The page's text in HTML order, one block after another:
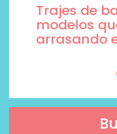
Trajes de
modelos
arrasando